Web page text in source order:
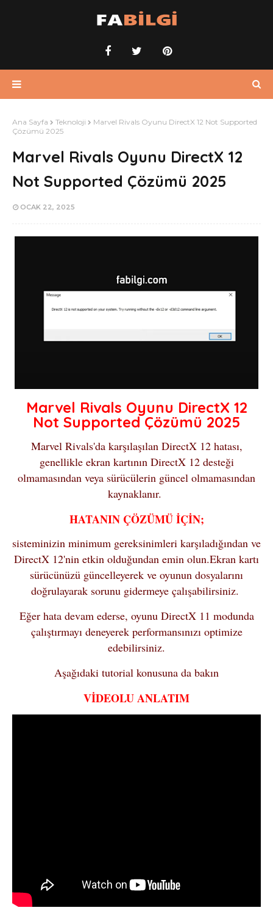
Ana Sayfa Teknoloji
Marvel Rivals Oyunu DirectX 12 Not Supported
Çözümü 2025
Marvel Rivals Oyunu DirectX 12
Not Supported Çözümü 2025
OCAK 22, 2025
Marvel Rivals Oyunu DirectX 12
Not Supported Çözümü 2025
Marvel Rivals'da karşılaşılan DirectX 12 hatası,
genellikle ekran kartının DirectX 12 desteği
olmamasından veya sürücülerin güncel olmamasından
kaynaklanır.
HATANIN ÇÖZÜMÜ İÇİN;
sisteminizin minimum gereksinimleri karşıladığından ve
DirectX 12'nin etkin olduğundan emin olun.Ekran kartı
sürücünüzü güncelleyerek ve oyunun dosyalarını
doğrulayarak sorunu gidermeye çalışabilirsiniz.
Eğer hata devam ederse, oyunu DirectX 11 modunda
çalıştırmayı deneyerek performansınızı optimize
edebilirsiniz.
Aşağıdaki tutorial konusuna da bakın
VİDEOLU ANLATIM